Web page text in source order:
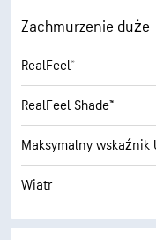
Zachmurzenie duże
RealFeel®
RealFeel Shade™
Maksymalny wskaźnik
Wiatr